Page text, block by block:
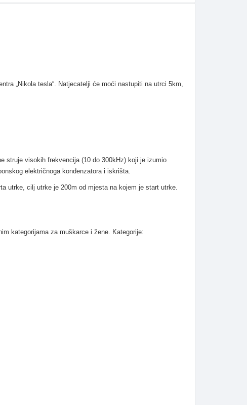
„Nikola tesla“. Natjecatelji će moći nastupiti na utrci 5km,
struje visokih frekvencija (10 do 300kHz) koji je izumio
električnoga kondenzatora i iskrišta.
utrke, cilj utrke je 200m od mjesta na kojem je start utrke.
kategorijama za muškarce i žene. Kategorije: